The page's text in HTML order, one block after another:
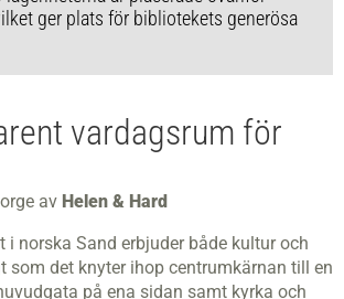
ger plats för bibliotekets generösa
vardagsrum för
av Helen & Hard
i norska Sand erbjuder både kultur och
som det knyter ihop centrumkärnan till en
på ena sidan samt kyrka och